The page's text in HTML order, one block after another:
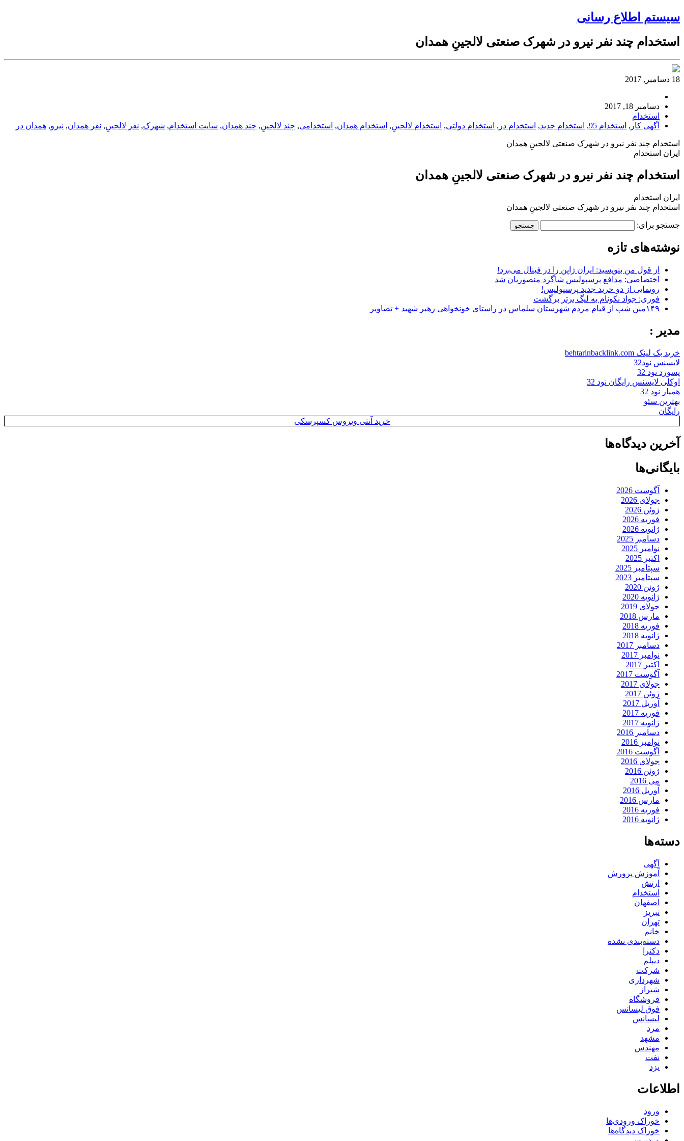
سیستم اطلاع رسانی
استخدام چند نفر نیرو در شهرک صنعتی لالجینِ همدان
18 دسامبر, 2017
دسامبر 18, 2017
استخدام
آگهی کار , استخدام 95 , استخدام جدید, استخدام در , استخدام دولتی, استخدام لالجینِ, استخدام همدان, استخدامی, چند لالجینِ, چند همدان, سایت استخدام, شهرک, نفر لالجینِ, نفر همدان, نیرو, همدان در
استخدام چند نفر نیرو در شهرک صنعتی لالجینِ همدان
ایران استخدام
استخدام چند نفر نیرو در شهرک صنعتی لالجینِ همدان
ایران استخدام
استخدام چند نفر نیرو در شهرک صنعتی لالجینِ همدان
جستجو برای:
نوشته‌های تازه
از قول من بنویسید: ایران ژاپن را در فینال می‌برد!
اختصاصی: مدافع پرسپولیس شاگرد منصوریان شد
رونمایی از دو خرید جدید پرسپولیس!
فوری: جواد نکونام به لیگ برتر برگشت
۱۴۹مین شب از قیام مردم شهرستان سلماس در راستای خونخواهی رهبر شهید + تصاویر
مدیر :
خرید بک لینک behtarinbacklink.com
لایسنس نود32
پسورد نود 32
اوکلی لایسنس رایگان نود 32
همیار نود 32
بهترین سئو
رایگان
خرید آنتی ویروس کسپرسکی
آخرین دیدگاه‌ها
بایگانی‌ها
آگوست 2026
جولای 2026
ژوئن 2026
فوریه 2026
ژانویه 2026
دسامبر 2025
نوامبر 2025
اکتبر 2025
سپتامبر 2025
سپتامبر 2023
ژوئن 2020
ژانویه 2020
جولای 2019
مارس 2018
فوریه 2018
ژانویه 2018
دسامبر 2017
نوامبر 2017
اکتبر 2017
آگوست 2017
جولای 2017
ژوئن 2017
آوریل 2017
فوریه 2017
ژانویه 2017
دسامبر 2016
نوامبر 2016
آگوست 2016
جولای 2016
ژوئن 2016
می 2016
آوریل 2016
مارس 2016
فوریه 2016
ژانویه 2016
دسته‌ها
آگهی
آموزش پرورش
ارتش
استخدام
اصفهان
تبریز
تهران
خانم
دسته‌بندی نشده
دکترا
دیپلم
شرکت
شهرداری
شیراز
فروشگاه
فوق لیسانس
لیسانس
مرد
مشهد
مهندس
نفت
یزد
اطلاعات
ورود
خوراک ورودی‌ها
خوراک دیدگاه‌ها